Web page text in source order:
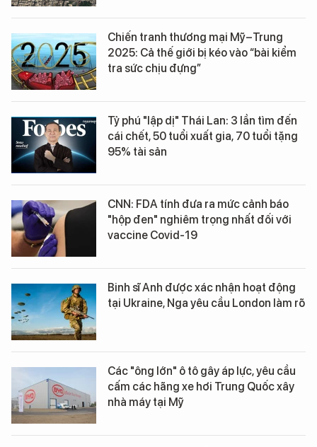
Chiến tranh thương mại Mỹ–Trung
2025: Cả thế giới bị kéo vào “bài kiểm
tra sức chịu đựng”
Tỷ phú "lập dị" Thái Lan: 3 lần tìm đến
cái chết, 50 tuổi xuất gia, 70 tuổi tặng
95% tài sản
CNN: FDA tính đưa ra mức cảnh báo
"hộp đen" nghiêm trọng nhất đối với
vaccine Covid-19
Binh sĩ Anh được xác nhận hoạt động
tại Ukraine, Nga yêu cầu London làm rõ
Các "ông lớn" ô tô gây áp lực, yêu cầu
cấm các hãng xe hơi Trung Quốc xây
nhà máy tại Mỹ